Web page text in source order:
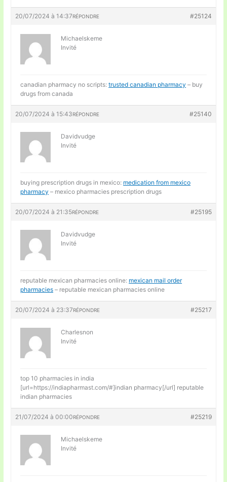
20/07/2024 à 14:37 #25124
RÉPONDRE
Michaelskeme
Invité
canadian pharmacy no scripts:trusted canadian pharmacy – buy
drugs from canada
20/07/2024 à 15:43 #25140
RÉPONDRE
Davidvudge
Invité
buying prescription drugs in mexico: medication from mexico
pharmacy – mexico pharmacies prescription drugs
20/07/2024 à 21:35 #25195
RÉPONDRE
Davidvudge
Invité
reputable mexican pharmacies online: mexican mail order
pharmacies – reputable mexican pharmacies online
20/07/2024 à 23:37 #25217
RÉPONDRE
Charlesnon
Invité
top 10 pharmacies in india
[url=https://indiapharmast.com/#]indian pharmacy[/url] reputable
indian pharmacies
21/07/2024 à 00:00 #25219
RÉPONDRE
Michaelskeme
Invité